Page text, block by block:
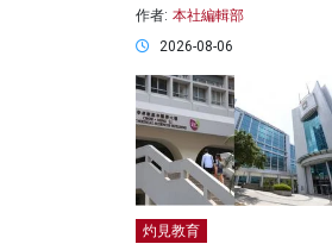
作者: 本社編輯部
2026-08-06
灼見教育